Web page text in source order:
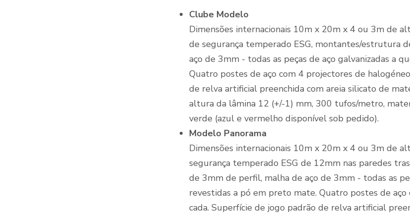
Clube Modelo
Dimensões internacionais 10m x 20m x 4 ou 3m de
de segurança temperado ESG, montantes/estrutura
aço de 3mm - todas as peças de aço galvanizadas a
Quatro postes de aço com 4 projectores de
de relva artificial preenchida com areia silicato de
altura da lâmina 12 (+/-1) mm, 300 tufos/metro,
verde (azul e vermelho disponível sob pedido).
Modelo Panorama
Dimensões internacionais 10m x 20m x 4 ou 3m de
segurança temperado ESG de 12mm nas paredes
de 3mm de perfil, malha de aço de 3mm - todas as
revestidas a pó em preto mate. Quatro postes de
cada. Superfície de jogo padrão de relva artificial